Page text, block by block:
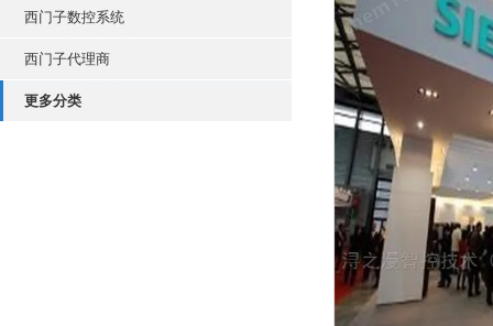
西门子数控系统
西门子代理商
更多分类